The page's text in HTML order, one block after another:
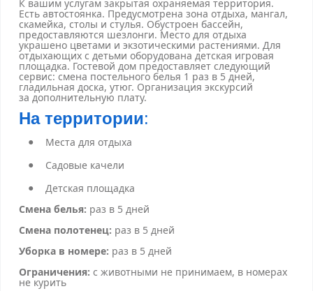
К вашим услугам закрытая охраняемая территория.
Есть автостоянка. Предусмотрена зона отдыха, мангал,
скамейка, столы и стулья. Обустроен бассейн,
предоставляются шезлонги. Место для отдыха
украшено цветами и экзотическими растениями. Для
отдыхающих с детьми оборудована детская игровая
площадка. Гостевой дом предоставляет следующий
сервис: смена постельного белья 1 раз в 5 дней,
гладильная доска, утюг. Организация экскурсий
за дополнительную плату.
На территории:
Места для отдыха
Садовые качели
Детская площадка
Смена белья: раз в 5 дней
Смена полотенец: раз в 5 дней
Уборка в номере: раз в 5 дней
Ограничения: с животными не принимаем, в номерах
не курить